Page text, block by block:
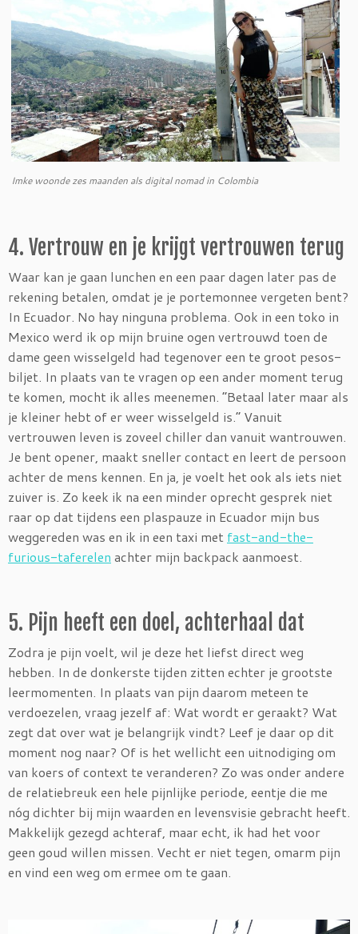
Imke woonde zes maanden als digital nomad in Colombia
4. Vertrouw en je krijgt vertrouwen terug
Waar kan je gaan lunchen en een paar dagen later pas de
rekening betalen, omdat je je portemonnee vergeten bent?
In Ecuador. No hay ninguna problema. Ook in een toko in
Mexico werd ik op mijn bruine ogen vertrouwd toen de
dame geen wisselgeld had tegenover een te groot pesos-
biljet. In plaats van te vragen op een ander moment terug
te komen, mocht ik alles meenemen. “Betaal later maar als
je kleiner hebt of er weer wisselgeld is.” Vanuit
vertrouwen leven is zoveel chiller dan vanuit wantrouwen.
Je bent opener, maakt sneller contact en leert de persoon
achter de mens kennen. En ja, je voelt het ook als iets niet
zuiver is. Zo keek ik na een minder oprecht gesprek niet
raar op dat tijdens een plaspauze in Ecuador mijn bus
weggereden was en ik in een taxi met fast-and-the-
furious-taferelen achter mijn backpack aanmoest.
5. Pijn heeft een doel, achterhaal dat
Zodra je pijn voelt, wil je deze het liefst direct weg
hebben. In de donkerste tijden zitten echter je grootste
leermomenten. In plaats van pijn daarom meteen te
verdoezelen, vraag jezelf af: Wat wordt er geraakt? Wat
zegt dat over wat je belangrijk vindt? Leef je daar op dit
moment nog naar? Of is het wellicht een uitnodiging om
van koers of context te veranderen? Zo was onder andere
de relatiebreuk een hele pijnlijke periode, eentje die me
nóg dichter bij mijn waarden en levensvisie gebracht heeft.
Makkelijk gezegd achteraf, maar echt, ik had het voor
geen goud willen missen. Vecht er niet tegen, omarm pijn
en vind een weg om ermee om te gaan.